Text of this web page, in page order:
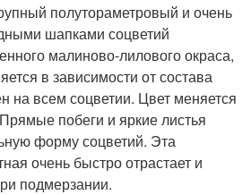
полутораметровый и очень
шапками соцветий
малиново-лилового окраса,
в зависимости от состава
на всем соцветии. Цвет меняется
побеги и яркие листья
форму соцветий. Эта
очень быстро отрастает и
подмерзании.